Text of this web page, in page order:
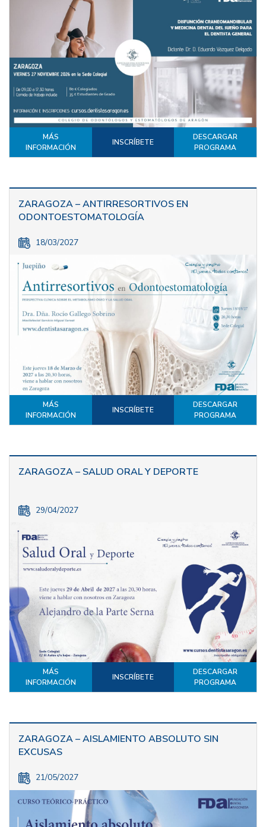
MÁS
INFORMACIÓN
INSCRÍBETE
DESCARGAR
PROGRAMA
ZARAGOZA – ANTIRRESORTIVOS EN
ODONTOESTOMATOLOGÍA
18/03/2027
MÁS
INFORMACIÓN
INSCRÍBETE
DESCARGAR
PROGRAMA
ZARAGOZA – SALUD ORAL Y DEPORTE
29/04/2027
MÁS
INFORMACIÓN
INSCRÍBETE
DESCARGAR
PROGRAMA
ZARAGOZA – AISLAMIENTO ABSOLUTO SIN
EXCUSAS
21/05/2027